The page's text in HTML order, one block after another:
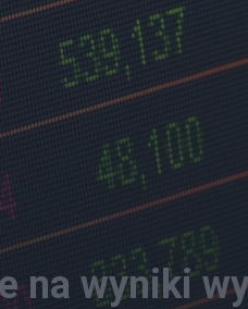
na wyniki